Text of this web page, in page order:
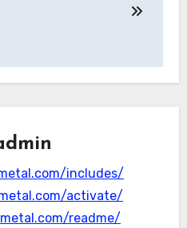
includes/
activate/
readme/